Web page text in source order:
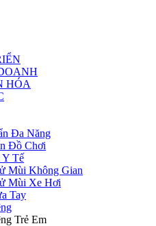
HÓA
Đa Năng
Đồ Chơi
Y Tế
Mùi Không Gian
Mùi Xe Hơi
Tay
Trẻ Em